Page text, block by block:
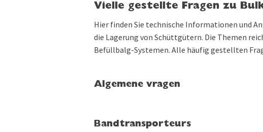
Vielle gestellte Fragen zu
Hier finden Sie technische Informationen und
die Lagerung von Schüttgütern. Die Themen
Befüllbalg-Systemen. Alle häufig gestellten
Algemene vragen
Bandtransporteurs